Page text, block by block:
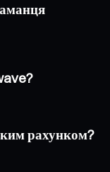
рахунком?